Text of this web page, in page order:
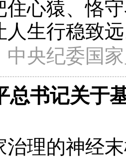
住心猿、恪
人生行稳致
中央纪委国
总书记关于
治理的神经